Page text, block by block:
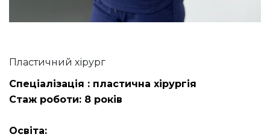
Пластичний хірург
Спеціалізація : пластична хірургія
Стаж роботи: 8 років
Освіта: